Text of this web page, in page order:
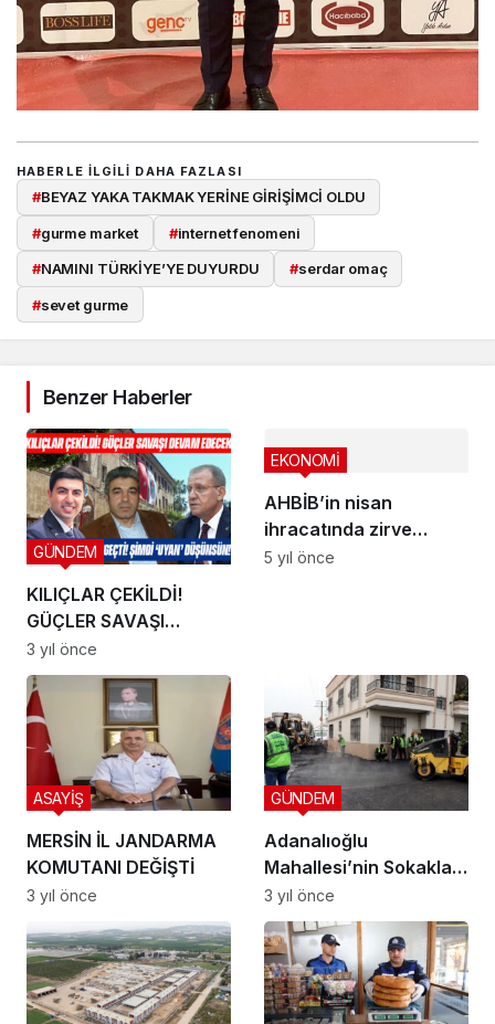
HABERLE ILGILI DAHA FAZLASI
#BEYAZ YAKA TAKMAK YERİNE GİRİŞİMCİ OLDU
#gurme market #internet fenomeni
#NAMINI TÜRKİYE’YE DUYURDU #serdar omaç
#sevet gurme
Benzer Haberler
KILIÇLAR ÇEKİLDİ!
GÜÇLER SAVAŞI
DEVAM
EDECEK… OLCAY TOK
İSTİFA ETMEKTEN
VAZGEÇTİ! ŞİMDİ
‘UYAN’ DÜŞÜNSÜN!
GÜNDEM
3 yıl önce
AHBİB’in nisan
ihracatında zirve
nohutun
EKONOMİ
5 yıl önce
MERSİN İL JANDARMA
KOMUTANI DEĞİŞTİ
ASAYİŞ
3 yıl önce
Adanalıoğlu
Mahallesi’nin Sokakları
Yenileniyor
GÜNDEM
3 yıl önce